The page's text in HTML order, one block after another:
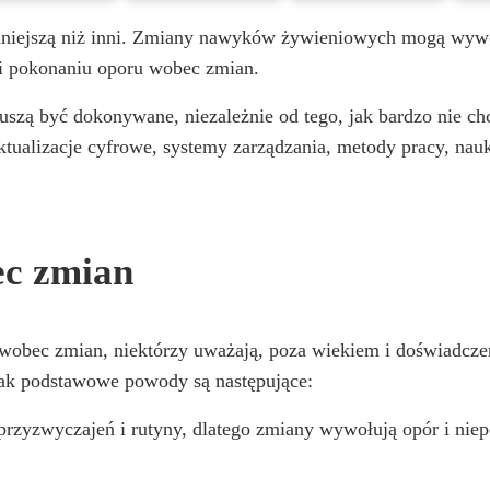
niż inni. Zmiany nawyków żywieniowych mogą
pokonaniu oporu wobec zmian.
być dokonywane, niezależnie od tego, jak bardzo nie
cyfrowe, systemy zarządzania, metody pracy,
zmian
zmian, niektórzy uważają, poza wiekiem i
podstawowe powody są następujące:
i rutyny, dlatego zmiany wywołują opór i